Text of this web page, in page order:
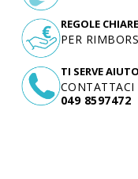
TI SERVE
CONTATTACI
049 8597472
REGOLE CHIARE
PER